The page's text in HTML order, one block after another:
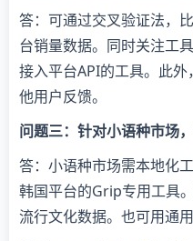
答：可通过交叉验证法，
台销量数据。同时关注工
接入平台API的工具。此
他用户反馈。
问题三：针对小语种市场
答：小语种市场需本地化
韩国平台的Grip专用工具
流行文化数据。也可用通